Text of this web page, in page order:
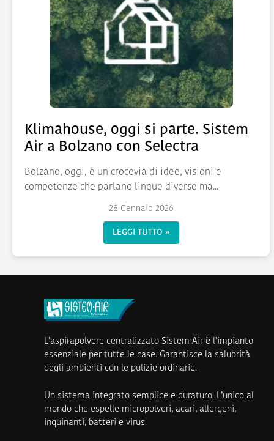
Klimahouse, oggi si parte. Sistem
Air a Bolzano con Selectra
Bolzano, oggi, è un crocevia di idee, visioni e
competenze che parlano lingue diverse ma...
28 Gennaio 2026
LEGGI TUTTO »
L’aspirapolvere centralizzato Sistem Air è l’impianto
essenziale per tutte le case. Garantisce la salubrità
degli ambienti con le pulizie ordinarie.
Un sistema integrato semplice e duraturo. L’unico al
mondo che espelle micropolveri, acari, allergeni,
inquinanti, batteri e virus.